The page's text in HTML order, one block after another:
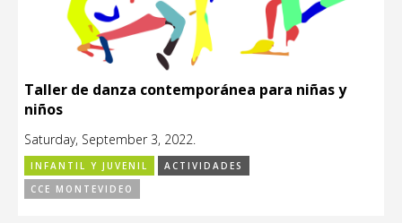
Taller de danza contemporánea para niñas y
niños
Saturday, September 3, 2022.
INFANTIL Y JUVENIL
ACTIVIDADES
CCE MONTEVIDEO